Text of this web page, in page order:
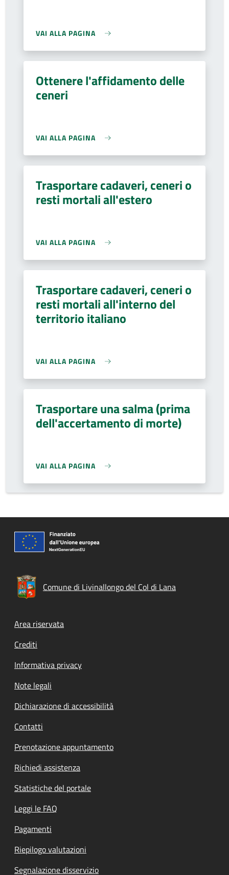
VAI ALLA PAGINA
Ottenere l'affidamento delle
ceneri
VAI ALLA PAGINA
Trasportare cadaveri, ceneri o
resti mortali all'estero
VAI ALLA PAGINA
Trasportare cadaveri, ceneri o
resti mortali all'interno del
territorio italiano
VAI ALLA PAGINA
Trasportare una salma (prima
dell'accertamento di morte)
VAI ALLA PAGINA
Comune di Livinallongo del Col di Lana
Footer menu
Area riservata
Crediti
Informativa privacy
Note legali
Dichiarazione di accessibilità
Contatti
Prenotazione appuntamento
Richiedi assistenza
Statistiche del portale
Leggi le FAQ
Pagamenti
Riepilogo valutazioni
Segnalazione disservizio